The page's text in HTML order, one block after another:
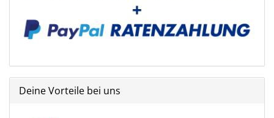
Deine Vorteile bei uns